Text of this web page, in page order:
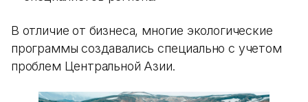
В отличие от бизнеса, многие экологические
программы создавались специально с учетом
проблем Центральной Азии.